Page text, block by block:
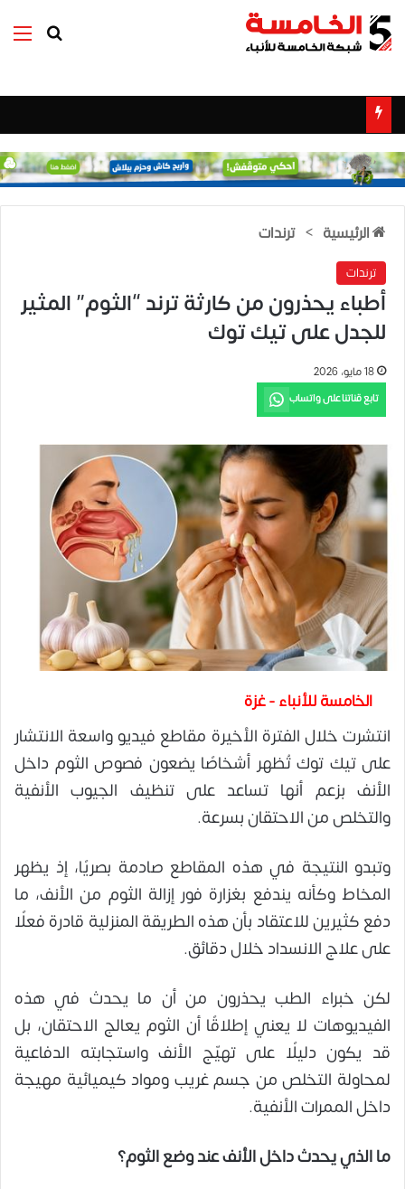
بحث عن
الرئيسية > ترندات
ترندات
أطباء يحذرون من كارثة ترند “الثوم” المثير
للجدل على تيك توك
18 مايو، 2026
تابع قناتنا على واتساب
الخامسة للأنباء - غزة
انتشرت خلال الفترة الأخيرة مقاطع فيديو واسعة الانتشار
على تيك توك تُظهر أشخاصًا يضعون فصوص الثوم داخل
الأنف بزعم أنها تساعد على تنظيف الجيوب الأنفية
والتخلص من الاحتقان بسرعة.
وتبدو النتيجة في هذه المقاطع صادمة بصريًا، إذ يظهر
المخاط وكأنه يندفع بغزارة فور إزالة الثوم من الأنف، ما
دفع كثيرين للاعتقاد بأن هذه الطريقة المنزلية قادرة فعلًا
على علاج الانسداد خلال دقائق.
لكن خبراء الطب يحذرون من أن ما يحدث في هذه
الفيديوهات لا يعني إطلاقًا أن الثوم يعالج الاحتقان، بل
قد يكون دليلًا على تهيّج الأنف واستجابته الدفاعية
لمحاولة التخلص من جسم غريب ومواد كيميائية مهيجة
داخل الممرات الأنفية.
ما الذي يحدث داخل الأنف عند وضع الثوم؟